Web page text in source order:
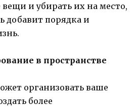
и убирать их на место,
добавит порядка и
в пространстве
организовать ваше
более